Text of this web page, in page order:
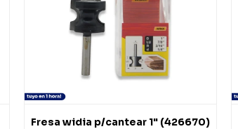
Fresa widia p/cantear 1" (426670)